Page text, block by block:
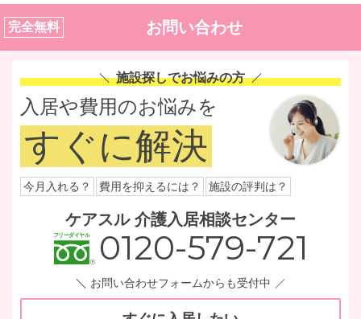
完全無料 お問い合わせ
施設探しでお悩みの方
入居や費用のお悩みを
すぐに解決
今月入れる？ 費用を抑えるには？ 施設の評判は？
ケアスル 介護入居相談センター
0120-579-721
お問い合わせフォームからも受付中